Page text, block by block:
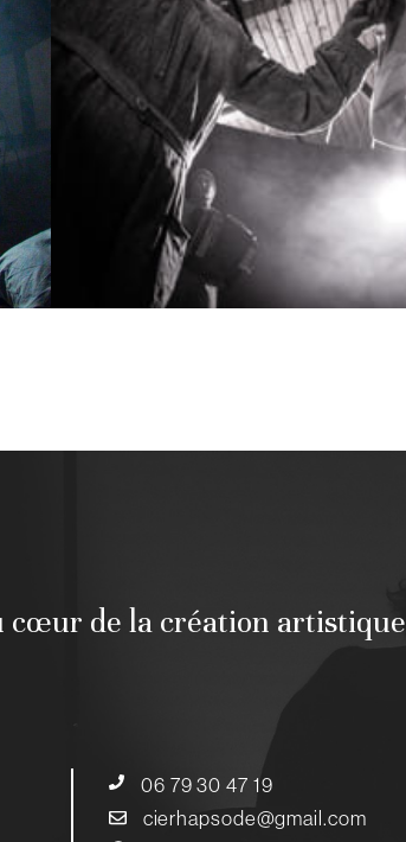
cœur de la création artistique
06 79 30 47 19
cierhapsode@gmail.com